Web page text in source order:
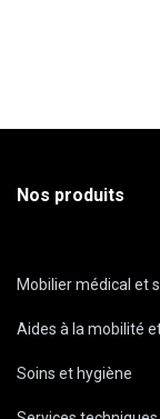
Nos produits
Mobilier médical et
Aides à la mobilité
Soins et hygiène